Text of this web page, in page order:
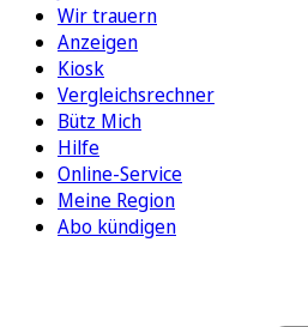
Wir trauern
Anzeigen
Kiosk
Vergleichsrechner
Bütz Mich
Hilfe
Online-Service
Meine Region
Abo kündigen